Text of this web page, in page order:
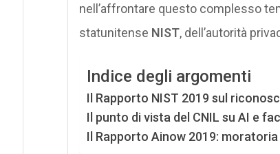
nell’affrontare questo complesso
statunitense NIST, dell’autorità
Indice degli argomenti
Il Rapporto NIST 2019 sul
Il punto di vista del CNIL su AI e
Il Rapporto Ainow 2019: